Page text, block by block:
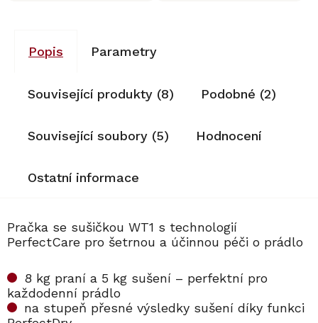
Popis Parametry
Související produkty (8) Podobné (2)
Související soubory (5) Hodnocení
Ostatní informace
Pračka se sušičkou WT1 s technologií
PerfectCare pro šetrnou a účinnou péči o prádlo
8 kg praní a 5 kg sušení – perfektní pro
každodenní prádlo
na stupeň přesné výsledky sušení díky funkci